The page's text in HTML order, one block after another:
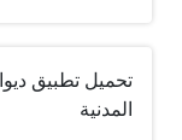
تحميل تطبيق
المدنية